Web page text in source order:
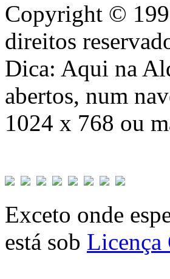
Copyright ©
direitos
Dica: Aqui na
abertos, num
1024 x 768 ou
Exceto onde
está sob Licença